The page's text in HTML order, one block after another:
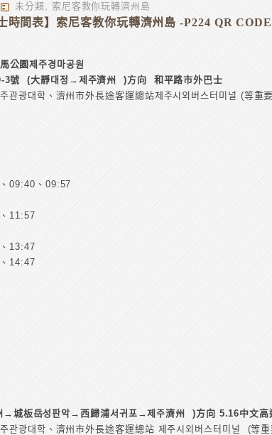
未分類, 索尼客教你玩轉濟州島
時間表】索尼客教你玩轉濟州島 -P224 QR
公園제주경마공원
3號
(大靜대정→제주濟州 )方向 和平路市外巴士
관광대학、濟州市外長途客運總站제주시외버스터미널 (等重
09:40、09:57
11:57
13:47
14:47
→ 城板岳성판악→西歸浦서귀포→제주濟州 )方向 5.16中文高
관광대학、濟州市外長途客運總站 제주시외버스터미널 (等